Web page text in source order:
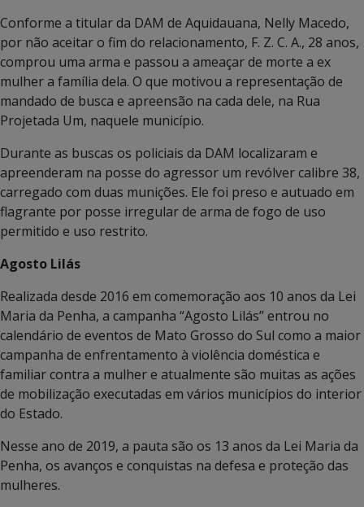
Conforme a titular da DAM de Aquidauana, Nelly Macedo,
por não aceitar o fim do relacionamento, F. Z. C. A., 28 anos,
comprou uma arma e passou a ameaçar de morte a ex
mulher a família dela. O que motivou a representação de
mandado de busca e apreensão na cada dele, na Rua
Projetada Um, naquele município.
Durante as buscas os policiais da DAM localizaram e
apreenderam na posse do agressor um revólver calibre 38,
carregado com duas munições. Ele foi preso e autuado em
flagrante por posse irregular de arma de fogo de uso
permitido e uso restrito.
Agosto Lilás
Realizada desde 2016 em comemoração aos 10 anos da Lei
Maria da Penha, a campanha “Agosto Lilás” entrou no
calendário de eventos de Mato Grosso do Sul como a maior
campanha de enfrentamento à violência doméstica e
familiar contra a mulher e atualmente são muitas as ações
de mobilização executadas em vários municípios do interior
do Estado.
Nesse ano de 2019, a pauta são os 13 anos da Lei Maria da
Penha, os avanços e conquistas na defesa e proteção das
mulheres.